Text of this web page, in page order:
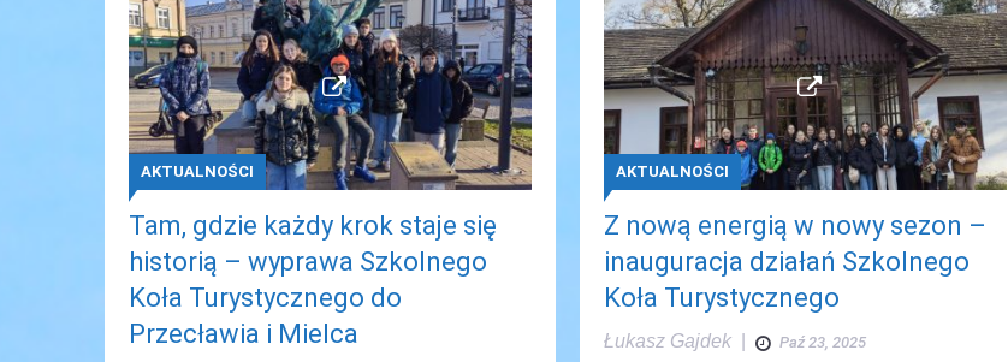
AKTUALNOŚCI
Tam, gdzie każdy krok staje się
historią – wyprawa Szkolnego
Koła Turystycznego do
Przecławia i Mielca
AKTUALNOŚCI
Z nową energią w nowy sezon –
inauguracja działań Szkolnego
Koła Turystycznego
Łukasz Gajdek Paź 23, 2025